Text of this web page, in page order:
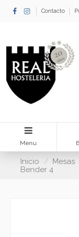
Contacto
Menu
Inicio Mesas
Bender 4